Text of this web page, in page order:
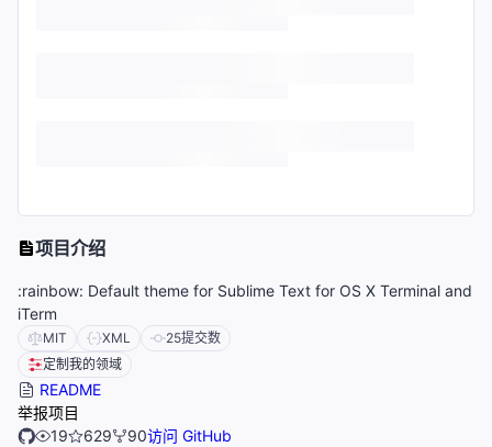
项目介绍
:rainbow: Default theme for Sublime Text for OS X Terminal and
iTerm
MIT XML 25提交数
定制我的领域
README
举报项目
19
629 90访问 GitHub